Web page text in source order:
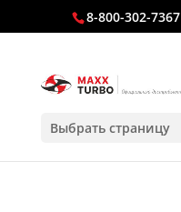
8-800-302-7367
Выбрать страницу